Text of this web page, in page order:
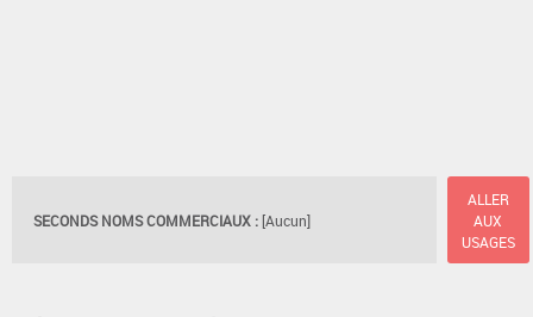
SECONDS NOMS COMMERCIAUX : [Aucun]
ALLER
AUX
USAGES